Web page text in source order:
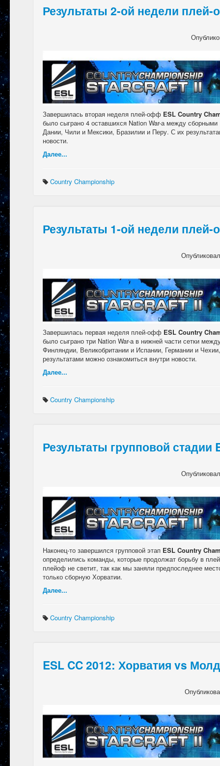
Результаты 2-ой недели плей-
Завершилась вторая неделя плей-офф ESL Country
было сыграно 4 оставшихся Nation War-а между
Дании, Чили и Мексики, Бразилии и Перу. С их
новости.
Далее...
Country Championship
Результаты 1-ой недели плей-
Завершилась первая неделя плей-офф ESL Country
было сыграно три Nation War-а в нижней части сетки
Финляндии, Великобритании и Испании, Германии и
результатами можно ознакомиться внутри новости.
Далее...
Country Championship
Результаты групповой стадии
Наконец-то завершился групповой этап ESL Country
определились команды, которые продолжат борьбу в
плейоф не светит, так как мы заняли предпоследнее
только сборную Хорватии.
Далее...
Country Championship
ESL CC 2012: Хорватия vs